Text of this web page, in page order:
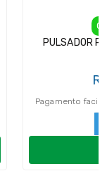
PULSADOR
Pagamento